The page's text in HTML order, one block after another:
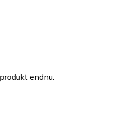
endnu.